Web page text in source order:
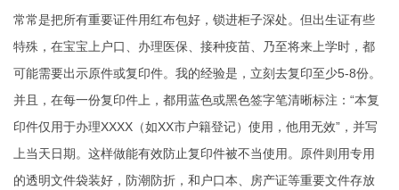
常常是把所有重要证件用红布包好，锁进柜子深处。但出生证有些
特殊，在宝宝上户口、办理医保、接种疫苗、乃至将来上学时，都
可能需要出示原件或复印件。我的经验是，立刻去复印至少5-8份。
并且，在每一份复印件上，都用蓝色或黑色签字笔清晰标注：“本复
印件仅用于办理XXXX（如XX市户籍登记）使用，他用无效”，并写
上当天日期。这样做能有效防止复印件被不当使用。原件则用专用
的透明文件袋装好，防潮防折，和户口本、房产证等重要文件存放